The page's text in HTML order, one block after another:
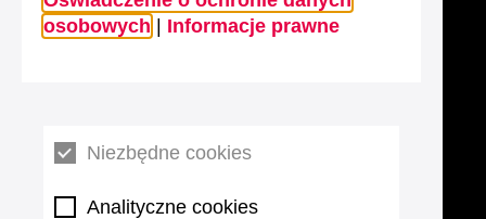
osobowych
Informacje prawne
Niezbędne cookies
Analityczne cookies